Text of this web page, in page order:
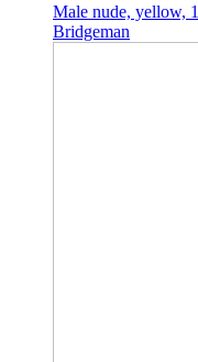
Male nude, yellow,
Bridgeman